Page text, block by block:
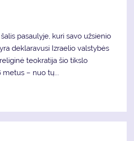
pasaulyje, kuri savo užsienio
deklaravusi Izraelio valstybės
teokratija šio tikslo
metus – nuo tų...